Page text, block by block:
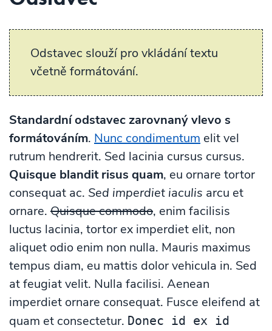
Odstavec slouží pro vkládání textu
včetně formátování.
Standardní odstavec zarovnaný vlevo s
formátováním. Nunc condimentum elit vel
rutrum hendrerit. Sed lacinia cursus cursus.
Quisque blandit risus quam, eu ornare tortor
consequat ac. Sed imperdiet iaculis arcu et
ornare. Quisque commodo, enim facilisis
luctus lacinia, tortor ex imperdiet elit, non
aliquet odio enim non nulla. Mauris maximus
tempus diam, eu mattis dolor vehicula in. Sed
at feugiat velit. Nulla facilisi. Aenean
imperdiet ornare consequat. Fusce eleifend at
quam et consectetur. Donec id ex id